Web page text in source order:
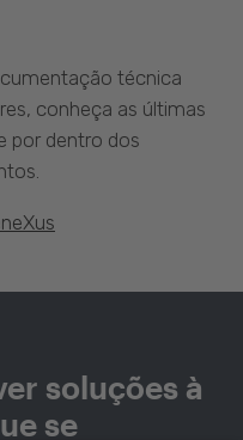
técnica
conheça as últimas
por dentro dos
soluções à
se